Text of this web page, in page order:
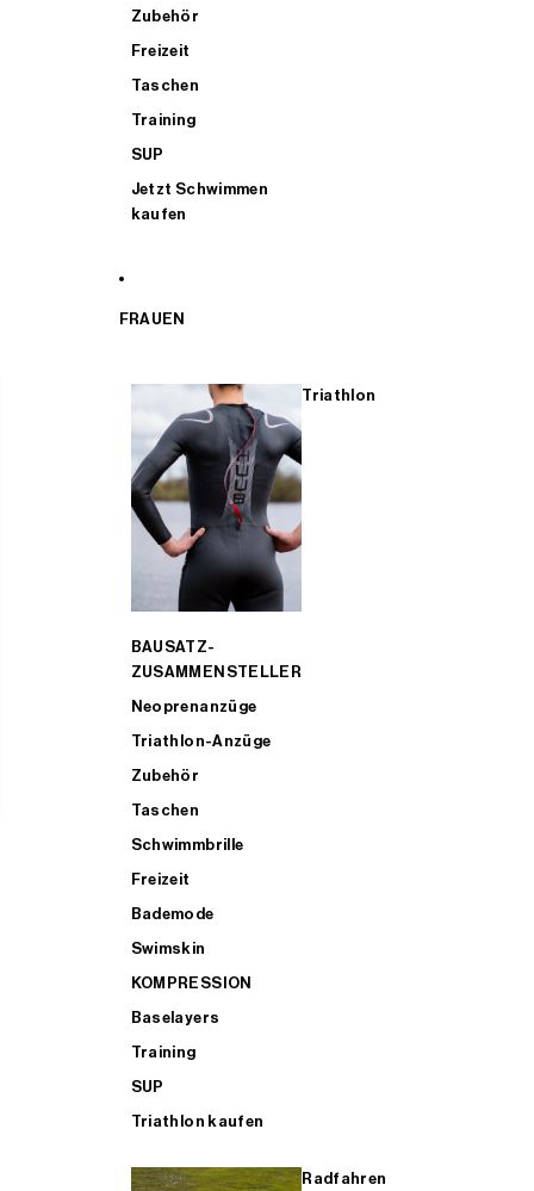
Zubehör
Freizeit
Taschen
Training
SUP
Jetzt Schwimmen
kaufen
FRAUEN
Triathlon
BAUSATZ-
ZUSAMMENSTELLER
Neoprenanzüge
Triathlon-Anzüge
Zubehör
Taschen
Schwimmbrille
Freizeit
Bademode
Swimskin
KOMPRESSION
Baselayers
Training
SUP
Triathlon kaufen
Radfahren